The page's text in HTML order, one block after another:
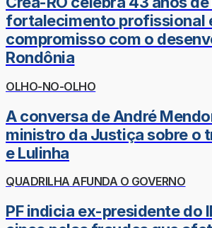
fortalecimento profissional
compromisso com o
Rondônia
OLHO-NO-OLHO
A conversa de André
ministro da Justiça sobre o
e Lulinha
QUADRILHA AFUNDA O GOVERNO
PF indicia ex-presidente do